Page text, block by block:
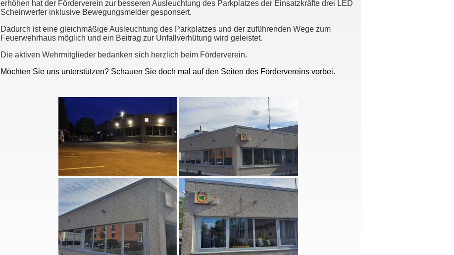
erhöhen hat der Förderverein zur besseren Ausleuchtung des Parkplatzes der Einsatzkräfte drei LED
Scheinwerfer inklusive Bewegungsmelder gesponsert.
Dadurch ist eine gleichmäßige Ausleuchtung des Parkplatzes und der zuführenden Wege zum
Feuerwehrhaus möglich und ein Beitrag zur Unfallverhütung wird geleistet.
Die aktiven Wehrmitglieder bedanken sich herzlich beim Förderverein.
Möchten Sie uns unterstützen? Schauen Sie doch mal auf den Seiten des Fördervereins vorbei.